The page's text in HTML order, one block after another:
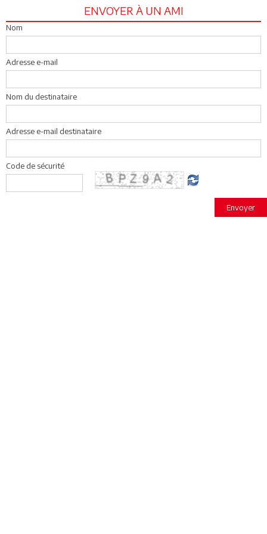
ENVOYER À UN AMI
Nom
Adresse e-mail
Nom du destinataire
Adresse e-mail destinataire
Code de sécurité
Envoyer